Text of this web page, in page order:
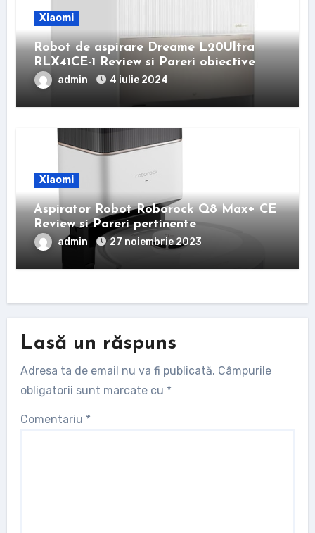
Xiaomi
Robot de aspirare Dreame L20Ultra
RLX41CE-1 Review si Pareri obiective
admin 4 iulie 2024
Xiaomi
Aspirator Robot Roborock Q8 Max+ CE
Review si Pareri pertinente
admin 27 noiembrie 2023
Lasă un răspuns
Adresa ta de email nu va fi publicată. Câmpurile
obligatorii sunt marcate cu *
Comentariu *